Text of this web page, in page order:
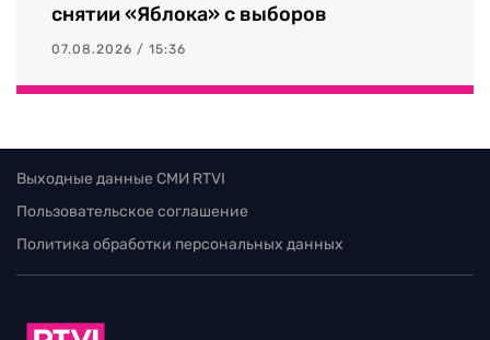
снятии «Яблока» с выборов
07.08.2026 / 15:36
Выходные данные СМИ RTVI
Пользовательское соглашение
Политика обработки персональных данных